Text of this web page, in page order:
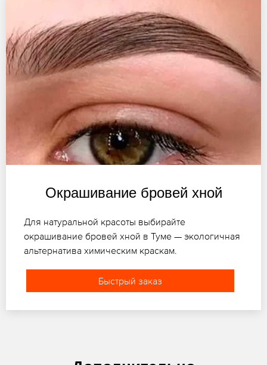
Окрашивание бровей хной
Для натуральной красоты выбирайте
окрашивание бровей хной в Туме — экологичная
альтернатива химическим краскам.
Быстрый заказ